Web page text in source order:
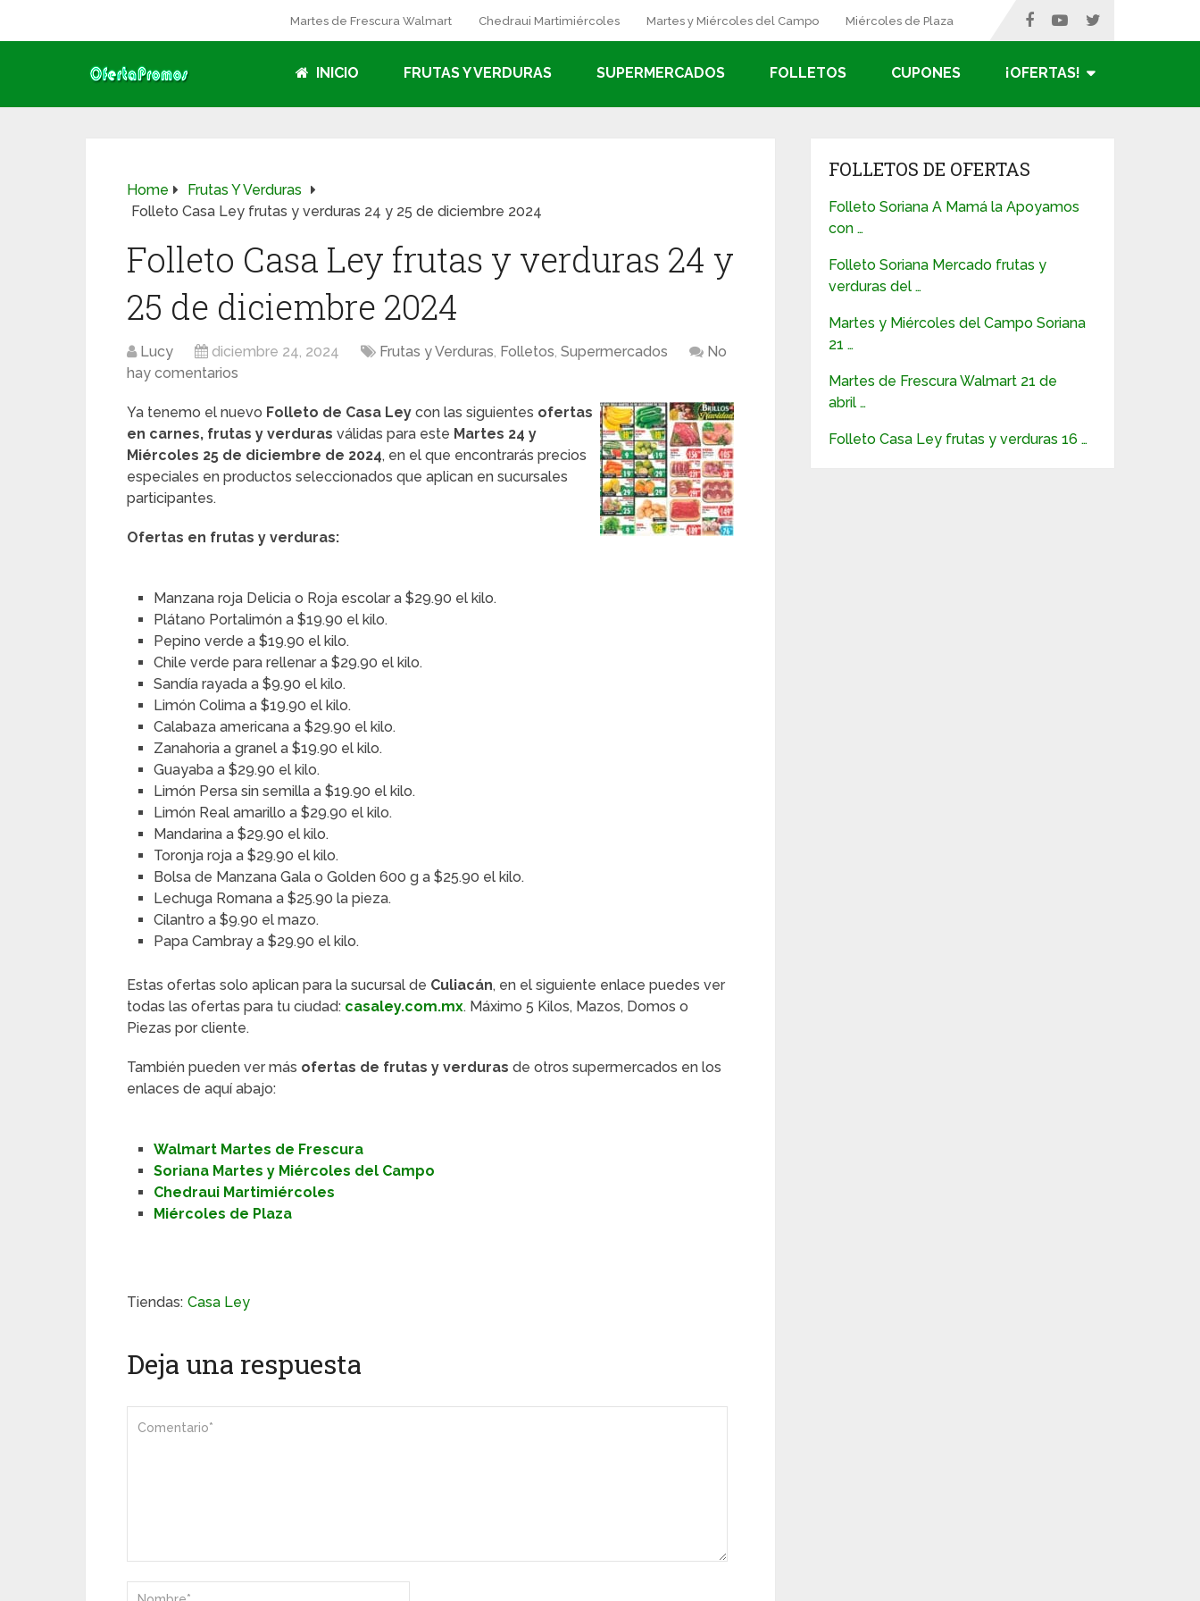
Martes de Frescura Walmart Chedraui Martimiércoles Martes y Miércoles del Campo Miércoles de Plaza
INICIO FRUTAS Y VERDURAS SUPERMERCADOS FOLLETOS CUPONES ¡OFERTAS!
Home
Frutas Y Verduras
Folleto Casa Ley frutas y verduras 24 y 25 de diciembre 2024
Folleto Casa Ley frutas y verduras 24 y
25 de diciembre 2024
Lucy diciembre 24, 2024 Frutas y Verduras, Folletos, Supermercados
No
hay comentarios
Ya tenemo el nuevo Folleto de Casa Ley con las siguientes ofertas
en carnes, frutas y verduras válidas para este Martes 24 y
Miércoles 25 de diciembre de 2024, en el que encontrarás precios
especiales en productos seleccionados que aplican en sucursales
participantes.
Ofertas en frutas y verduras:
Manzana roja Delicia o Roja escolar a $29.90 el kilo.
Plátano Portalimón a $19.90 el kilo.
Pepino verde a $19.90 el kilo.
Chile verde para rellenar a $29.90 el kilo.
Sandía rayada a $9.90 el kilo.
Limón Colima a $19.90 el kilo.
Calabaza americana a $29.90 el kilo.
Zanahoria a granel a $19.90 el kilo.
Guayaba a $29.90 el kilo.
Limón Persa sin semilla a $19.90 el kilo.
Limón Real amarillo a $29.90 el kilo.
Mandarina a $29.90 el kilo.
Toronja roja a $29.90 el kilo.
Bolsa de Manzana Gala o Golden 600 g a $25.90 el kilo.
Lechuga Romana a $25.90 la pieza.
Cilantro a $9.90 el mazo.
Papa Cambray a $29.90 el kilo.
Estas ofertas solo aplican para la sucursal de Culiacán, en el siguiente enlace puedes ver
todas las ofertas para tu ciudad: casaley.com.mx. Máximo 5 Kilos, Mazos, Domos o
Piezas por cliente.
También pueden ver más ofertas de frutas y verduras de otros supermercados en los
enlaces de aquí abajo:
Walmart Martes de Frescura
Soriana Martes y Miércoles del Campo
Chedraui Martimiércoles
Miércoles de Plaza
Tiendas: Casa Ley
Deja una respuesta
FOLLETOS DE OFERTAS
Folleto Soriana A Mamá la Apoyamos
con …
Folleto Soriana Mercado frutas y
verduras del …
Martes y Miércoles del Campo Soriana
21 …
Martes de Frescura Walmart 21 de
abril …
Folleto Casa Ley frutas y verduras 16 …